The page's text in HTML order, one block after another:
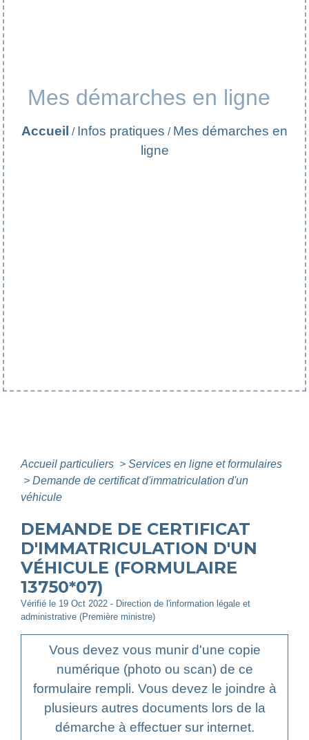
Mes démarches en ligne
Accueil / Infos pratiques / Mes démarches en
ligne
Accueil particuliers > Services en ligne et formulaires
> Demande de certificat d'immatriculation d'un
véhicule
DEMANDE DE CERTIFICAT
D'IMMATRICULATION D'UN
VÉHICULE (FORMULAIRE
13750*07)
Vérifié le 19 Oct 2022 - Direction de l'information légale et
administrative (Première ministre)
Vous devez vous munir d'une copie
numérique (photo ou scan) de ce
formulaire rempli. Vous devez le joindre à
plusieurs autres documents lors de la
démarche à effectuer sur internet.